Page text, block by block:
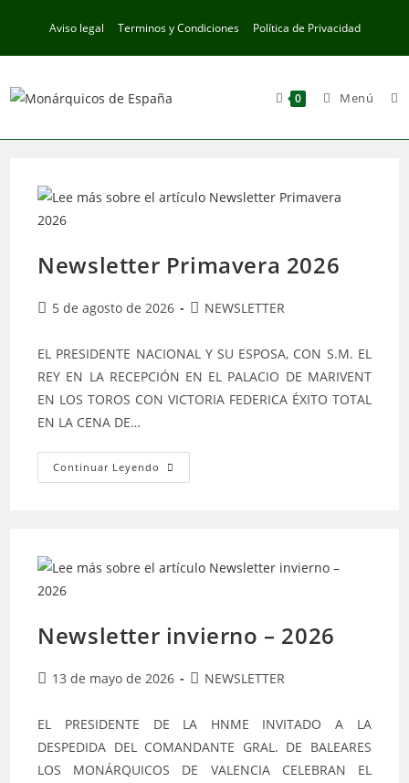
contenido
Aviso legal Terminos y Condiciones Política de Privacidad
0 Menú
Newsletter Primavera 2026
Publicación
la
entrada:
5 de agosto de 2026
Categoría
la
entrada:
NEWSLETTER
EL PRESIDENTE NACIONAL Y SU ESPOSA, CON S.M. EL
REY EN LA RECEPCIÓN EN EL PALACIO DE MARIVENT
EN LOS TOROS CON VICTORIA FEDERICA ÉXITO TOTAL
EN LA CENA DE…
Continuar Leyendo Newsletter
Primavera
Newsletter invierno – 2026
Publicación
la
entrada:
13 de mayo de 2026
Categoría
la
entrada:
NEWSLETTER
EL PRESIDENTE DE LA HNME INVITADO A LA
DESPEDIDA DEL COMANDANTE GRAL. DE BALEARES
LOS MONÁRQUICOS DE VALENCIA CELEBRAN EL